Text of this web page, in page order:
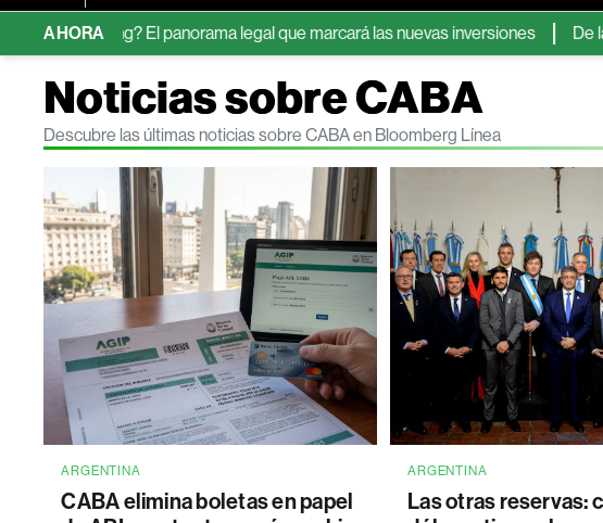
AHORAEl panorama legal que marcará las nuevas inversiones De la
Noticias sobre CABA
Descubre las últimas noticias sobre CABA en Bloomberg Línea
ARGENTINA
CABA elimina boletas en papel
ARGENTINA
Las otras reservas: